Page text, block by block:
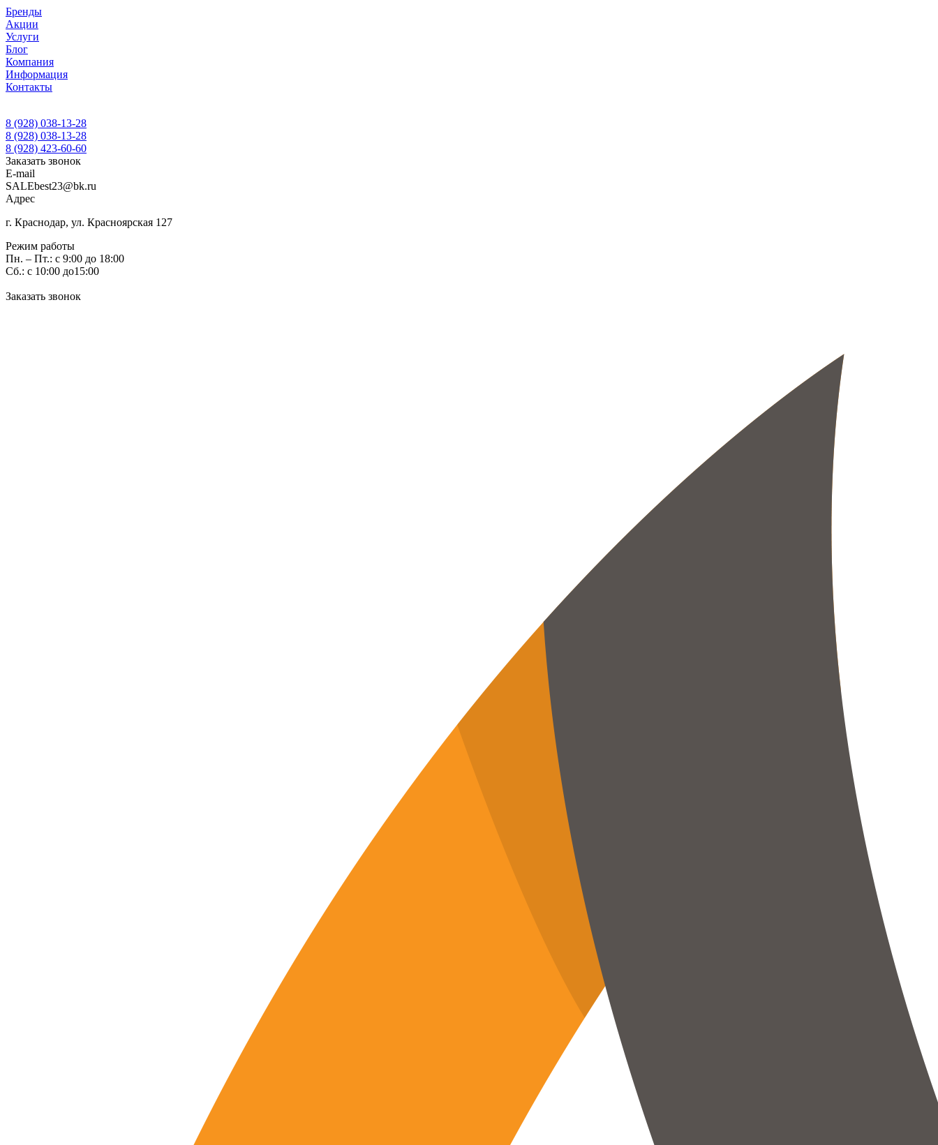
Бренды
Акции
Услуги
Блог
Компания
Информация
Контакты
8 (928) 038-13-28
8 (928) 038-13-28
8 (928) 423-60-60
Заказать звонок
E-mail
SALEbest23@bk.ru
Адрес
г. Краснодар, ул. Красноярская 127
Режим работы
Пн. – Пт.: с 9:00 до 18:00
Сб.: с 10:00 до15:00
Заказать звонок